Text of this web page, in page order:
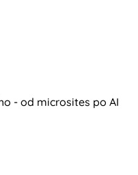
- od microsites po AI